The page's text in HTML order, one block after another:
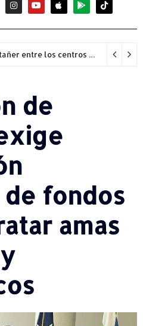
Hospital General de Castañer entre los centros de salud comunitarios con mejor desempeño clínico de Estados Unidos
de
fondos
amas